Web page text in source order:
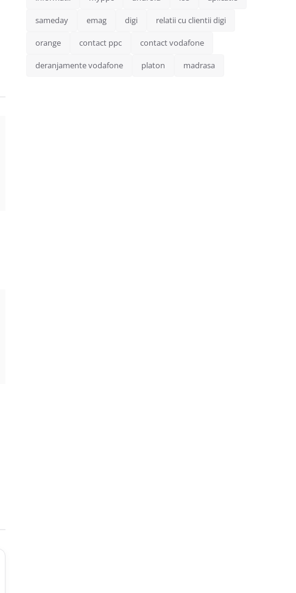
sameday emag digi relatii cu clientii digi
orange contact ppc contact vodafone
deranjamente vodafone platon madrasa